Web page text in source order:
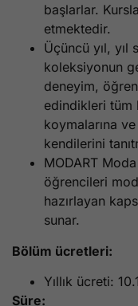
başlarlar.
etmektedir.
Üçüncü yıl,
koleksiyonun
deneyim,
edindikleri tüm
koymalarına
kendilerini
MODART
öğrencileri
hazırlayan
sunar.
Bölüm ücretleri:
Yıllık ücreti:
Süre: